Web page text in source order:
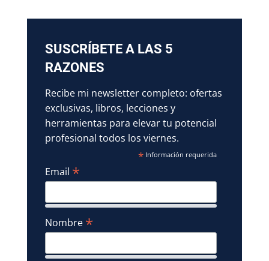
SUSCRÍBETE A LAS 5
RAZONES
Recibe mi newsletter completo: ofertas
exclusivas, libros, lecciones y
herramientas para elevar tu potencial
profesional todos los viernes.
* Información requerida
Email *
Nombre *